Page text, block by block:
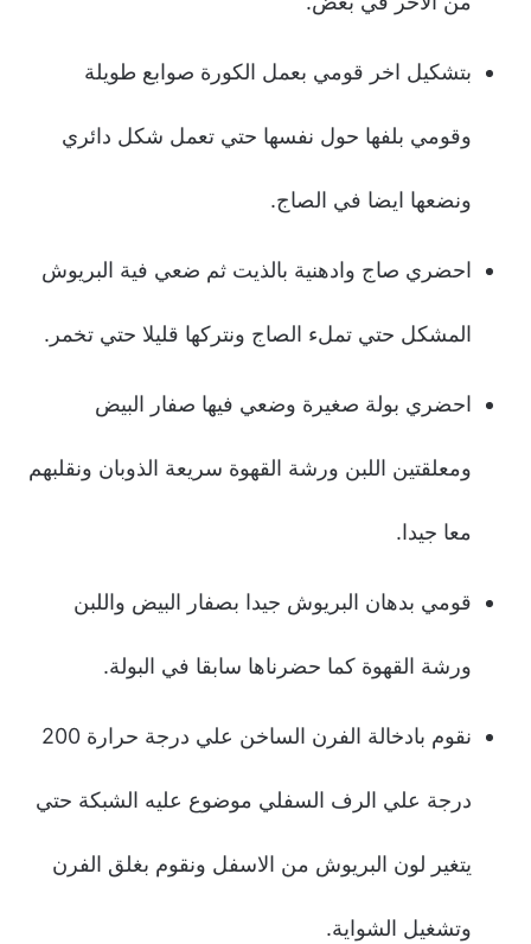
بتشكيل اخر قومي بعمل الكورة صوابع طويلة
وقومي بلفها حول نفسها حتي تعمل شكل دائري
ونضعها ايضا في الصاج.
احضري صاج وادهنية بالذيت ثم ضعي فية البريوش
المشكل حتي تملء الصاج ونتركها قليلا حتي تخمر.
احضري بولة صغيرة وضعي فيها صفار البيض
ومعلقتين اللبن ورشة القهوة سريعة الذوبان ونقلبهم
معا جيدا.
قومي بدهان البريوش جيدا بصفار البيض واللبن
ورشة القهوة كما حضرناها سابقا في البولة.
نقوم بادخالة الفرن الساخن علي درجة حرارة 200
درجة علي الرف السفلي موضوع عليه الشبكة حتي
يتغير لون البريوش من الاسفل ونقوم بغلق الفرن
وتشغيل الشواية.